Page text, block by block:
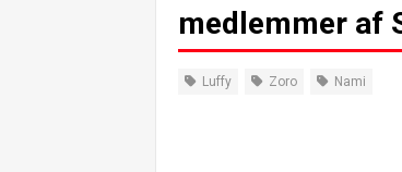
medlemmer af
Luffy Zoro Nami